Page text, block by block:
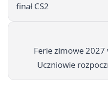
finał CS2
Ferie zimowe
Uczniowie